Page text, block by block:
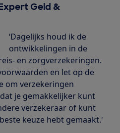
Geld &
‘Dagelijks houd ik de
ontwikkelingen in de
en zorgverzekeringen.
en let op de
om verzekeringen
je gemakkelijker kunt
verzekeraar of kunt
keuze hebt gemaakt.'